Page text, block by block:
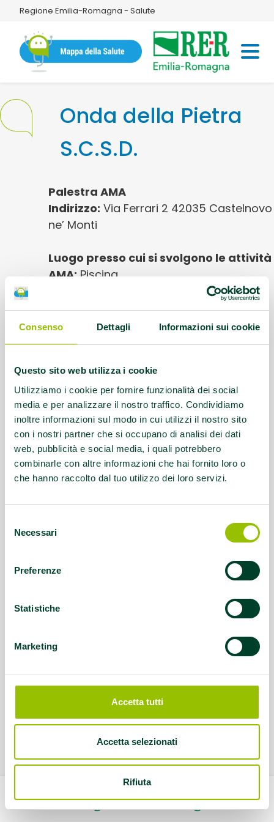
Consenso Dettagli Informazioni sui cookie
Questo sito web utilizza i cookie
Utilizziamo i cookie per fornire funzionalità dei social
media e per analizzare il nostro traffico. Condividiamo
inoltre informazioni sul modo in cui utilizzi il nostro sito
con i nostri partner che si occupano di analisi dei dati
web, pubblicità e social media, i quali potrebbero
combinarle con altre informazioni che hai fornito loro o
che hanno raccolto dal tuo utilizzo dei loro servizi.
delNecessari
Preferenze
Statistiche
Marketing
Accetta tutti
Accetta selezionati
Rifiuta
Regione Emilia-Romagna - Salute
Onda della Pietra
S.C.S.D.
Palestra AMA
Indirizzo: Via Ferrari 2 42035 Castelnovo
ne’ Monti
Luogo presso cui si svolgono le attività
AMA: Piscina
Protocolli AMA:AFA Artroprotesi anca,
AFA Artrosi della spalla, AFA Coxoartrosi,
AFA Gonartrosi, AFA Lombalgia cronica,
Referente:info@ondadellapietra.it
Contatti:Tel.0522612091
Questo contenuto si trova inPalestre che
promuovono la salute